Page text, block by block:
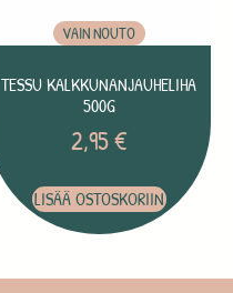
VAIN NOUTO
TESSU KALKKUNANJAUHELIHA
500G
2,95€
LISÄÄ OSTOSKORIIN